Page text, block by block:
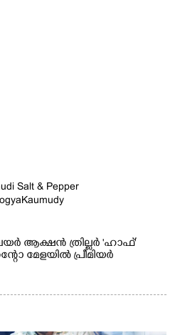
ആക്ഷൻ ത്രില്ലർ 'ഹാഫ്'
മേളയിൽ പ്രീമിയർ